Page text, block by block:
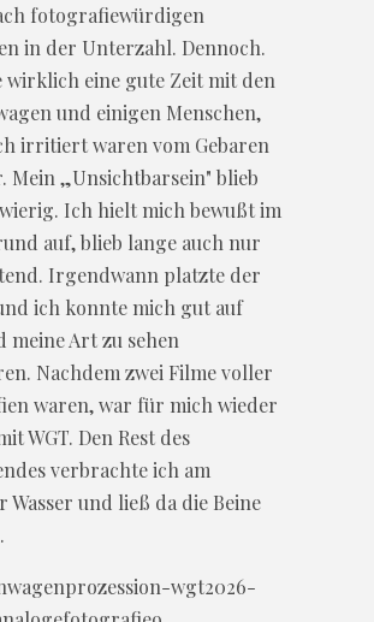
fotografiewürdigen
in der Unterzahl. Dennoch.
wirklich eine gute Zeit mit den
und einigen Menschen,
irritiert waren vom Gebaren
Mein „Unsichtbarsein" blieb
Ich hielt mich bewußt im
auf, blieb lange auch nur
Irgendwann platzte der
ich konnte mich gut auf
meine Art zu sehen
Nachdem zwei Filme voller
waren, war für mich wieder
WGT. Den Rest des
verbrachte ich am
Wasser und ließ da die Beine